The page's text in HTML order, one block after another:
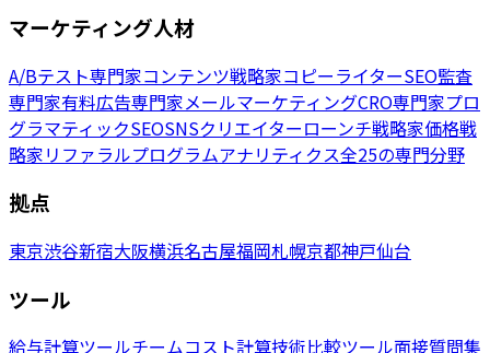
マーケティング人材
A/Bテスト専門家コンテンツ戦略家コピーライターSEO監査
専門家有料広告専門家メールマーケティングCRO専門家プロ
グラマティックSEOSNSクリエイターローンチ戦略家価格戦
略家リファラルプログラムアナリティクス全25の専門分野
拠点
東京渋谷新宿大阪横浜名古屋福岡札幌京都神戸仙台
ツール
給与計算ツールチームコスト計算技術比較ツール面接質問集